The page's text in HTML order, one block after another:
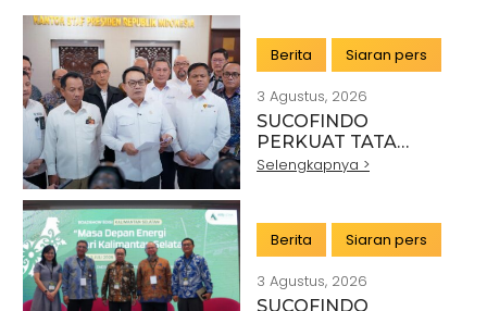
INDUSTRI
Berita Siaran pers
3 Agustus, 2026
SUCOFINDO
PERKUAT TATA
KELOLA EKSPOR
DENGAN KSP DAN
DANANTARA
Selengkapnya >
Berita Siaran pers
3 Agustus, 2026
SUCOFINDO